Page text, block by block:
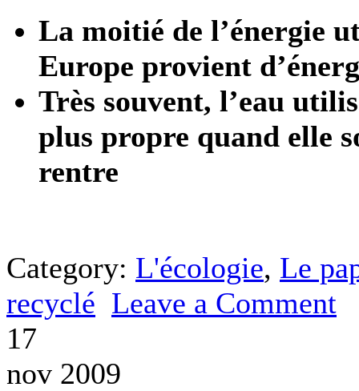
La moitié de l’énergie
Europe provient
Très souvent, l’eau
plus propre quand elle
rentre
Category: L'écologie, Le
recyclé Leave a Comment
17
nov 2009